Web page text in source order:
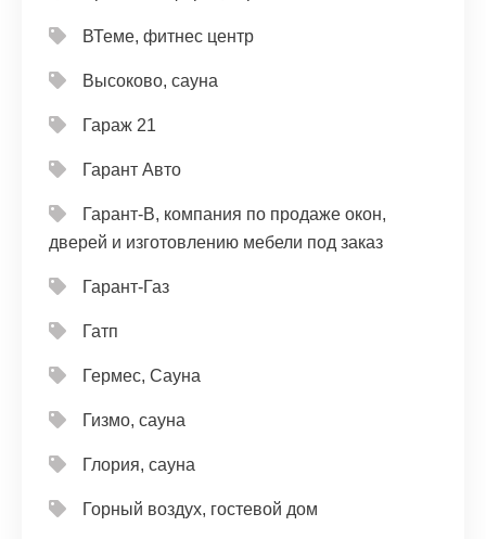
ВТеме, фитнес центр
Высоково, сауна
Гараж 21
Гарант Авто
Гарант-В, компания по продаже окон,
дверей и изготовлению мебели под заказ
Гарант-Газ
Гатп
Гермес, Сауна
Гизмо, сауна
Глория, сауна
Горный воздух, гостевой дом